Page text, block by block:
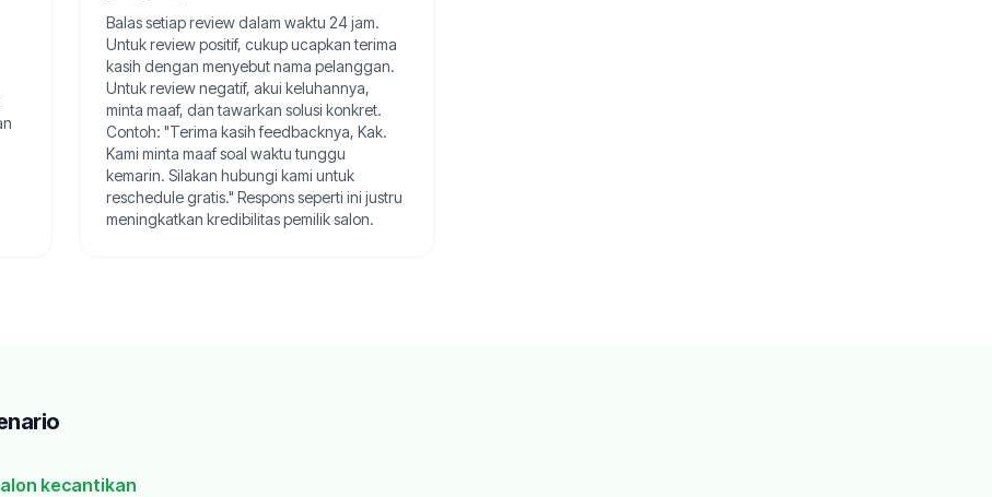
Balas setiap review dalam waktu 24 jam.
Untuk review positif, cukup ucapkan terima
kasih dengan menyebut nama pelanggan.
Untuk review negatif, akui keluhannya,
minta maaf, dan tawarkan solusi konkret.
Contoh: "Terima kasih feedbacknya, Kak.
Kami minta maaf soal waktu tunggu
kemarin. Silakan hubungi kami untuk
reschedule gratis." Respons seperti ini justru
meningkatkan kredibilitas pemilik salon.
kecantikan